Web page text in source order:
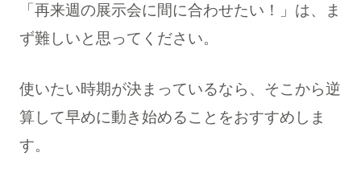
「再来週の展示会に間に合わせたい！」は、ま
ず難しいと思ってください。
使いたい時期が決まっているなら、そこから逆
算して早めに動き始めることをおすすめしま
す。